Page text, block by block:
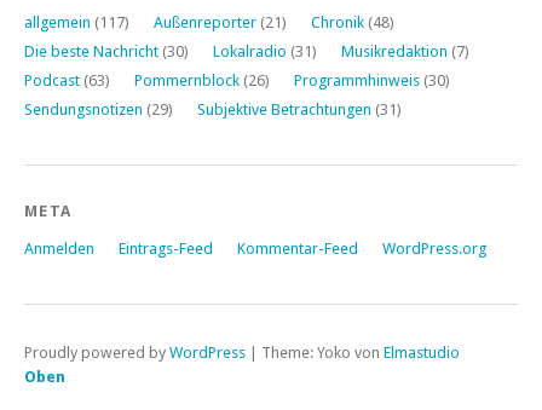
allgemein (117) Außenreporter (21) Chronik (48)
Die beste Nachricht (30) Lokalradio (31) Musikredaktion (7)
Podcast (63) Pommernblock (26) Programmhinweis (30)
Sendungsnotizen (29) Subjektive Betrachtungen (31)
META
Anmelden Eintrags-Feed Kommentar-Feed WordPress.org
Proudly powered by WordPress Theme: Yoko von Elmastudio
Oben